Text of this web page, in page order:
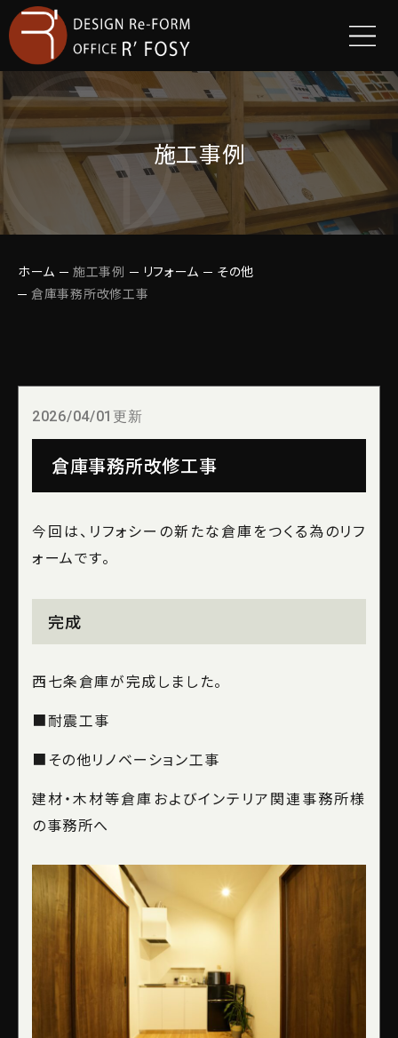
施工事例
ホーム 施工事例 リフォーム
その他
倉庫事務所改修工事
2026/04/01更新
倉庫事務所改修工事
今回は、リフォシーの新たな倉庫をつくる為のリフ
ォームです。
完成
西七条倉庫が完成しました。
■耐震工事
■ その他リノベーション工事
建材・木材等倉庫およびインテリア関連事務所様
の事務所へ